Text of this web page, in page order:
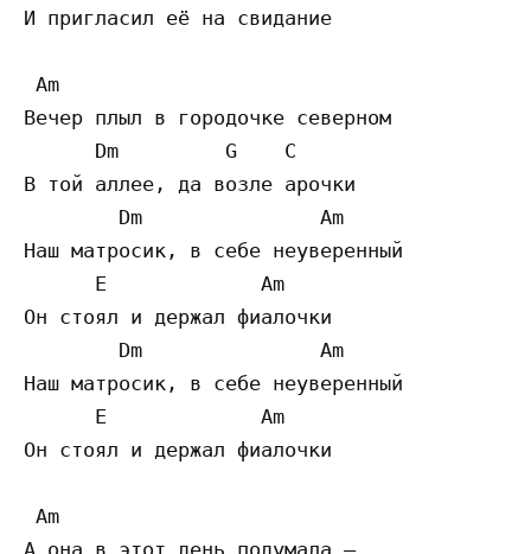
И пригласил её на свидание
Am
Вечер плыл в городочке северном
      Dm         G    C
В той аллее, да возле арочки
        Dm               Am
Наш матросик, в себе неуверенный
      E             Am
Он стоял и держал фиалочки
        Dm               Am
Наш матросик, в себе неуверенный
      E             Am
Он стоял и держал фиалочки
Am